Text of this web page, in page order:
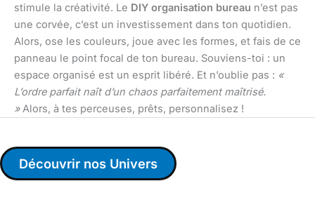
stimule la créativité. Le DIY organisation bureau n’est pas
une corvée, c’est un investissement dans ton quotidien.
Alors, ose les couleurs, joue avec les formes, et fais de ce
panneau le point focal de ton bureau. Souviens-toi : un
espace organisé est un esprit libéré. Et n’oublie pas : «
L’ordre parfait naît d’un chaos parfaitement maîtrisé.
»Alors, à tes perceuses, prêts, personnalisez !
Découvrir nos Univers